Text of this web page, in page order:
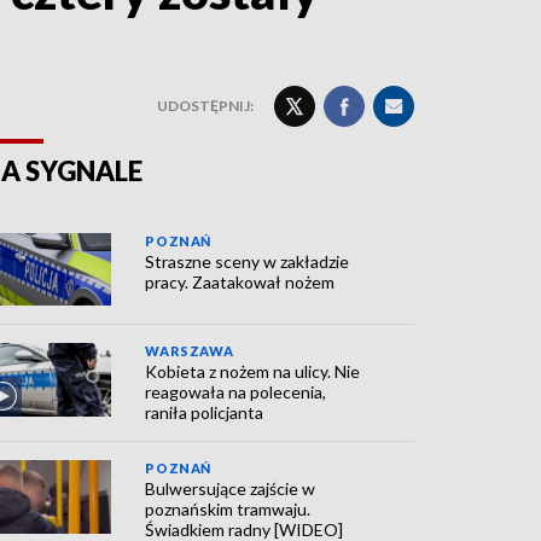
UDOSTĘPNIJ:
SYGNALE
POZNAŃ
Straszne sceny w zakładzie
pracy. Zaatakował nożem
WARSZAWA
Kobieta z nożem na ulicy. Nie
reagowała na polecenia,
raniła policjanta
POZNAŃ
Bulwersujące zajście w
poznańskim tramwaju.
Świadkiem radny [WIDEO]